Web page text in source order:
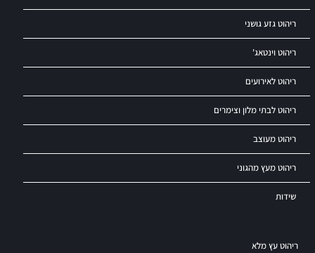
ריהוט גזע גושני
ריהוט וינטאג'
ריהוט לאירועים
ריהוט לבתי מלון וצימרים
ריהוט מעוצב
ריהוט מעץ מהגוני
שידות
ריהוט עץ מלא